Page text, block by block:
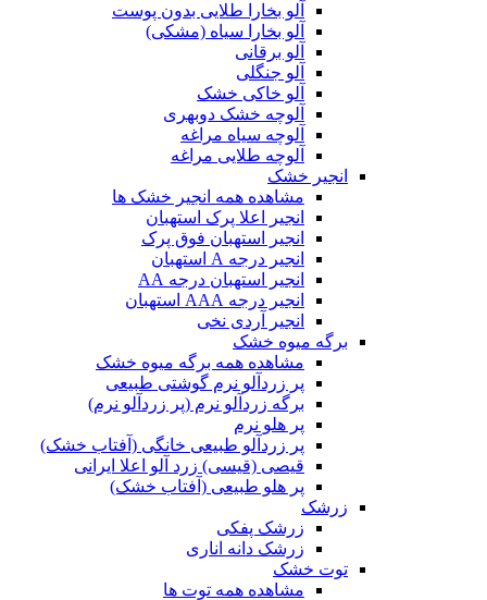
آلو بخارا طلایی بدون پوست
آلو بخارا سیاه (مشکی)
آلو برقانی
آلو جنگلی
آلو خاکی خشک
آلوچه خشک دوبهری
آلوچه سیاه مراغه
آلوچه طلایی مراغه
انجیر خشک
مشاهده همه انجیر خشک ها
انجیر اعلا پرک استهبان
انجیر استهبان فوق پرک
انجیر درجه A استهبان
انجیر استهبان درجه AA
انجیر درجه AAA استهبان
انجیر آردی نخی
برگه میوه خشک
مشاهده همه برگه میوه خشک
پر زردآلو نرم گوشتی طبیعی
برگه زردآلو نرم (پر زردآلو نرم)
پر هلو نرم
پر زردآلو طبیعی خانگی (آفتاب خشک)
قیصی (قیسی) زرد آلو اعلا ایرانی
پر هلو طبیعی (آفتاب خشک)
زرشک
زرشک پفکی
زرشک دانه اناری
توت خشک
مشاهده همه توت ها